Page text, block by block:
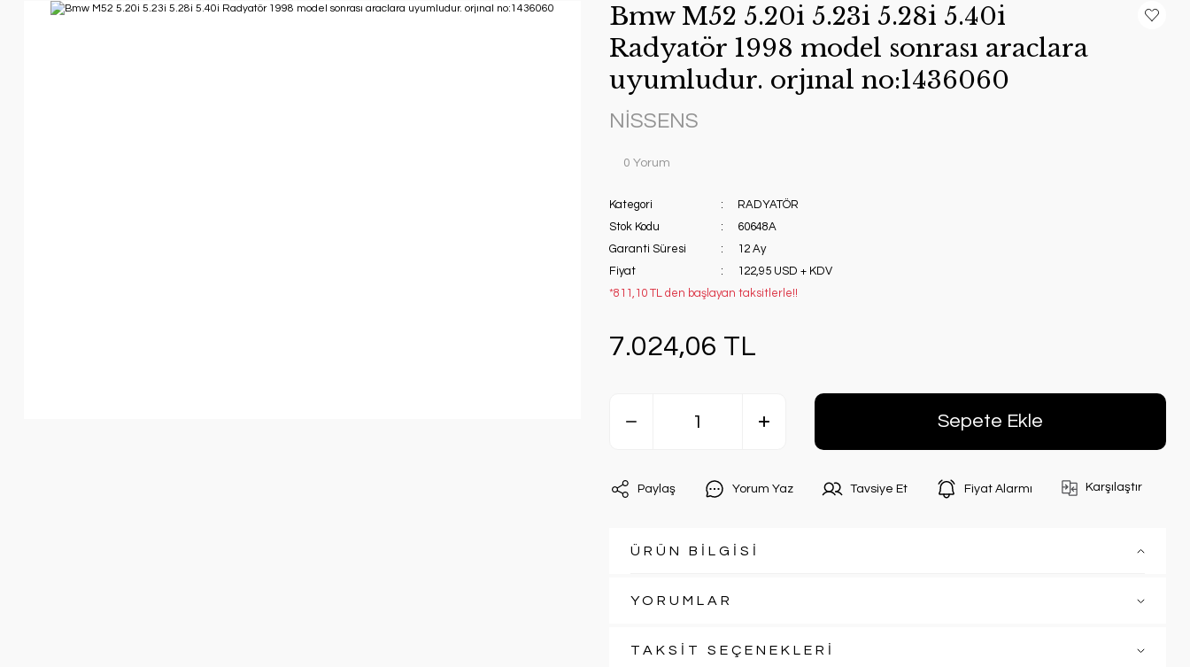
Bmw M52 5.20i 5.23i 5.28i 5.40i
Radyatör 1998 model sonrası araclara
uyumludur. orjınal no:1436060
NİSSENS
0 Yorum
Kategori
RADYATÖR
Stok Kodu
60648A
Garanti Süresi
12 Ay
Fiyat
122,95 USD + KDV
*811,10 TL den başlayan taksitlerle!!
7.024,06 TL
Sepete Ekle
Paylaş Yorum Yaz Tavsiye Et Fiyat Alarmı Karşılaştır
ÜRÜN BİLGİSİ
YORUMLAR
TAKSİT SEÇENEKLERİ